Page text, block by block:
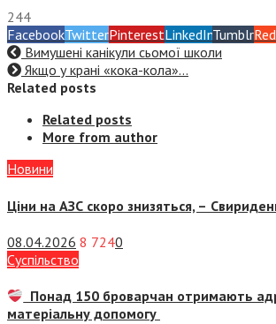
244
FacebookTwitterPinterestLinkedInTumblr
Вимушені канікули сьомої школи
Якщо у крані «кока-кола»…
Related posts
Related posts
More from author
Новини
Ціни на АЗС скоро знизяться, –
08.04.2026 8 7240
Суспiльство
Понад 150 броварчан отримають
матеріальну допомогу